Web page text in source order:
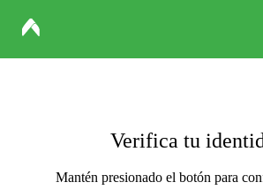
Verifica tu
Mantén presionado el botón para